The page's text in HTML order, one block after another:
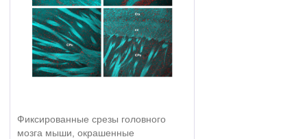
Фиксированные срезы головного
мозга мыши, окрашенные